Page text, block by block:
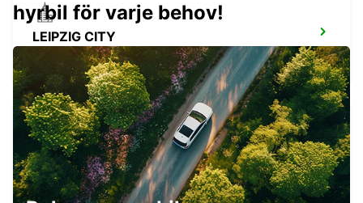
LEIPZIG CITY
LEIPZIG - GERMANY
ZEITZ
ZEITZ - GERMANY
hyrbil för varje behov!